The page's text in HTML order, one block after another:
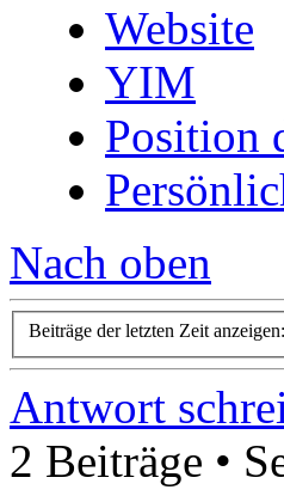
Website
YIM
Position
Nach oben
Beiträge der letzten Zeit anzeigen:
Antwort
2 Beiträge •